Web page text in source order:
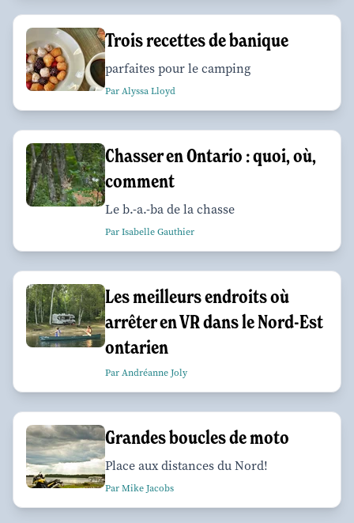
Trois recettes de banique
parfaites pour le camping
Par Alyssa Lloyd
Chasser en Ontario : quoi, où,
comment
Le b.-a.-ba de la chasse
Par Isabelle Gauthier
Les meilleurs endroits où
arrêter en VR dans le Nord-Est
ontarien
Par Andréanne Joly
Grandes boucles de moto
Place aux distances du Nord!
Par Mike Jacobs